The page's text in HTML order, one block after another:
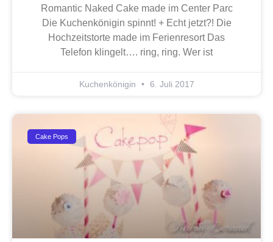
Romantic Naked Cake made im Center Parc
Die Kuchenkönigin spinnt! + Echt jetzt?! Die
Hochzeitstorte made im Ferienresort Das
Telefon klingelt…. ring, ring. Wer ist
Kuchenkönigin 6. Juli 2017
Cake Pops